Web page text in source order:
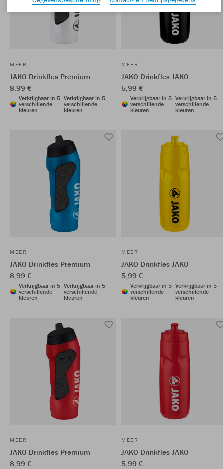
MEER
JAKO Drinkfles Premium
8,99 €
Verkrijgbaar in 5
verschillende
kleuren
Verkrijgbaar in 5
verschillende
kleuren
MEER
JAKO Drinkfles JAKO
5,99 €
Verkrijgbaar in 5
verschillende
kleuren
Verkrijgbaar in 5
verschillende
kleuren
MEER
JAKO Drinkfles Premium
8,99 €
Verkrijgbaar in 5
verschillende
kleuren
Verkrijgbaar in 5
verschillende
kleuren
MEER
JAKO Drinkfles JAKO
5,99 €
Verkrijgbaar in 5
verschillende
kleuren
Verkrijgbaar in 5
verschillende
kleuren
MEER
JAKO Drinkfles Premium
8,99 €
MEER
JAKO Drinkfles JAKO
5,99 €